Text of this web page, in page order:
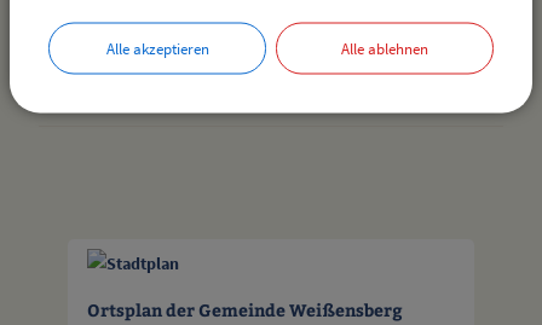
Ortsplan der Gemeinde Weißensberg
Alle akzeptieren Alle ablehnen